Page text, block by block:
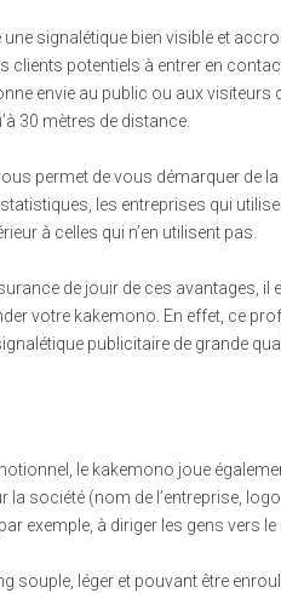
signalétique bien visible et
clients potentiels à entrer en
envie au public ou aux visiteurs
30 mètres de distance.
permet de vous démarquer de
les entreprises qui
à celles qui n’en utilisent pas.
de jouir de ces avantages, il
votre kakemono. En effet, ce
publicitaire de grande
le kakemono joue
la société (nom de l’entreprise,
exemple, à diriger les gens vers
souple, léger et pouvant être